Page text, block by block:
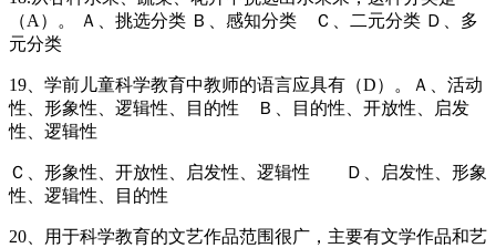
（A）。 Ａ、挑选分类 Ｂ、感知分类 Ｃ、二元分类 Ｄ、多
元分类
19、学前儿童科学教育中教师的语言应具有（D）。Ａ、活动
性、形象性、逻辑性、目的性 Ｂ、目的性、开放性、启发
性、逻辑性
Ｃ、形象性、开放性、启发性、逻辑性 Ｄ、启发性、形象
性、逻辑性、目的性
20、用于科学教育的文艺作品范围很广，主要有文学作品和艺